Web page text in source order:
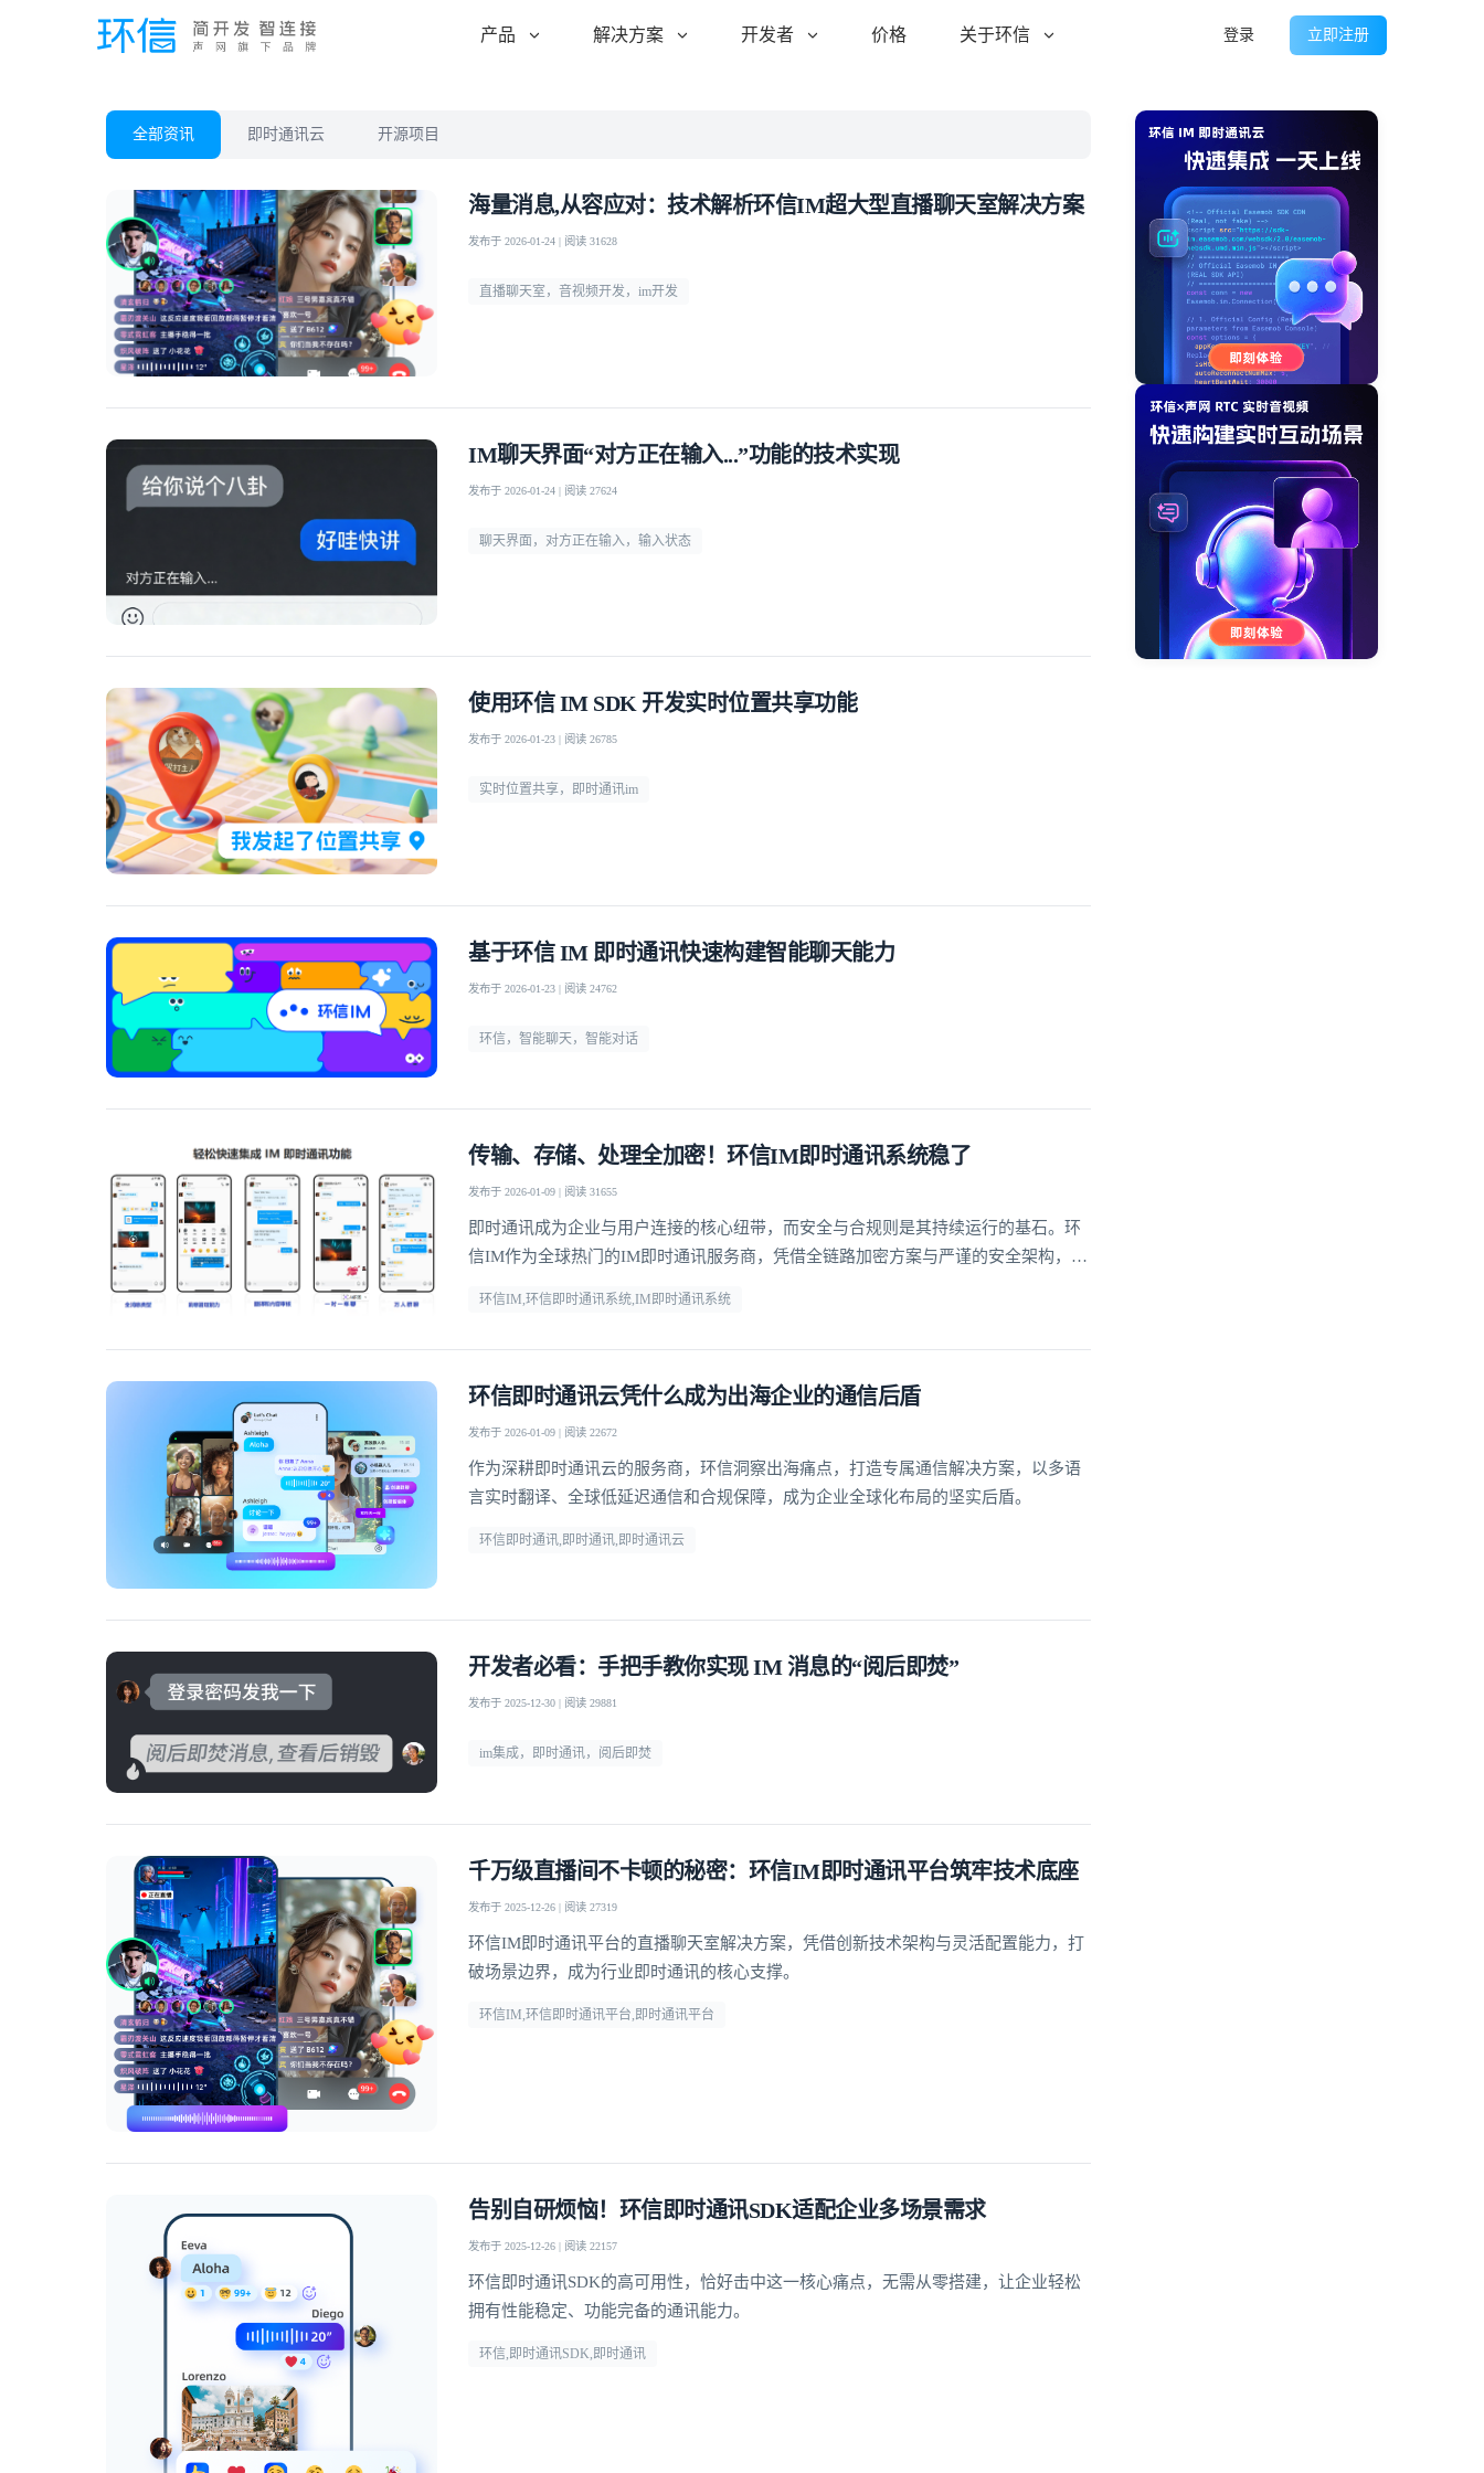
产品 解决方案 开发者 价格 关于环信 登录 立即注册
全部资讯 即时通讯云 开源项目
海量消息,从容应对：技术解析环信IM超大型直播聊天室解决方案
发布于 2026-01-24 | 阅读 31628
直播聊天室，音视频开发，im开发
IM聊天界面“对方正在输入...”功能的技术实现
发布于 2026-01-24 | 阅读 27624
聊天界面，对方正在输入，输入状态
使用环信 IM SDK 开发实时位置共享功能
发布于 2026-01-23 | 阅读 26785
实时位置共享，即时通讯im
基于环信 IM 即时通讯快速构建智能聊天能力
发布于 2026-01-23 | 阅读 24762
环信，智能聊天，智能对话
传输、存储、处理全加密！环信IM即时通讯系统稳了
发布于 2026-01-09 | 阅读 31655
即时通讯成为企业与用户连接的核心纽带，而安全与合规则是其持续运行的基石。环
信IM作为全球热门的IM即时通讯服务商，凭借全链路加密方案与严谨的安全架构，为
环信IM,环信即时通讯系统,IM即时通讯系统
环信即时通讯云凭什么成为出海企业的通信后盾
发布于 2026-01-09 | 阅读 22672
作为深耕即时通讯云的服务商，环信洞察出海痛点，打造专属通信解决方案，以多语
言实时翻译、全球低延迟通信和合规保障，成为企业全球化布局的坚实后盾。
环信即时通讯,即时通讯,即时通讯云
开发者必看：手把手教你实现 IM 消息的“阅后即焚”
发布于 2025-12-30 | 阅读 29881
im集成，即时通讯，阅后即焚
千万级直播间不卡顿的秘密：环信IM即时通讯平台筑牢技术底座
发布于 2025-12-26 | 阅读 27319
环信IM即时通讯平台的直播聊天室解决方案，凭借创新技术架构与灵活配置能力，打
破场景边界，成为行业即时通讯的核心支撑。
环信IM,环信即时通讯平台,即时通讯平台
告别自研烦恼！环信即时通讯SDK适配企业多场景需求
发布于 2025-12-26 | 阅读 22157
环信即时通讯SDK的高可用性，恰好击中这一核心痛点，无需从零搭建，让企业轻松
拥有性能稳定、功能完备的通讯能力。​
环信,即时通讯SDK,即时通讯
登录客服云